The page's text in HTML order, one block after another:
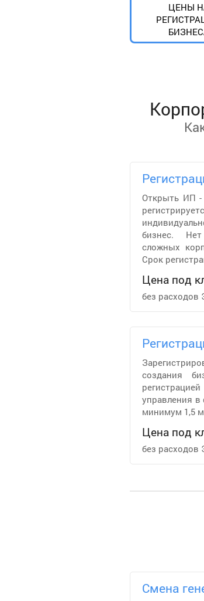
ЦЕНЫ
Открыть ИП -
бизнес.
сложных
Срок
Цена под
без расходов
создания
управления
минимум 1,5
Цена под
без расходов
Смена